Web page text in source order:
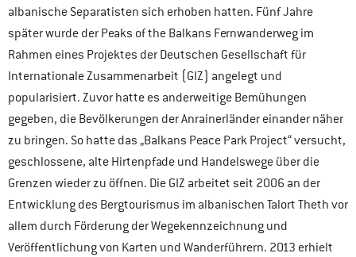
albanische Separatisten sich erhoben hatten. Fünf Jahre
später wurde der Peaks of the Balkans Fernwanderweg im
Rahmen eines Projektes der Deutschen Gesellschaft für
Internationale Zusammenarbeit (GIZ) angelegt und
popularisiert. Zuvor hatte es anderweitige Bemühungen
gegeben, die Bevölkerungen der Anrainerländer einander näher
zu bringen. So hatte das „Balkans Peace Park Project“ versucht,
geschlossene, alte Hirtenpfade und Handelswege über die
Grenzen wieder zu öffnen. Die GIZ arbeitet seit 2006 an der
Entwicklung des Bergtourismus im albanischen Talort Theth vor
allem durch Förderung der Wegekennzeichnung und
Veröffentlichung von Karten und Wanderführern. 2013 erhielt